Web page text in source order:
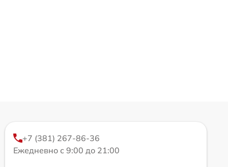
+7 (381) 267-86-36
Ежедневно с 9:00 до 21:00